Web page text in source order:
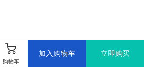
购物车
加入购物车 立即购买